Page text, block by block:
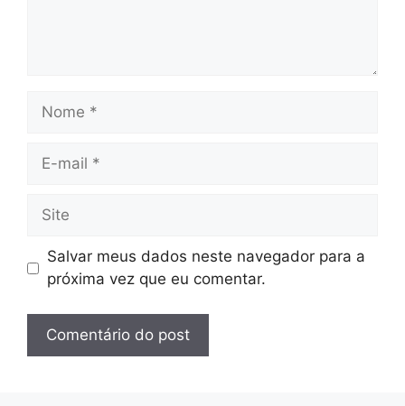
Nome
Site
Salvar meus dados neste navegador para a
próxima vez que eu comentar.